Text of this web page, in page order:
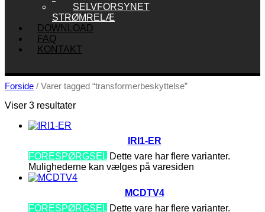
SELVFORSYNET
STRØMRELÆ
DOWNLOAD
FAQ
KONTAKT
Forside / Varer tagged “transformerbeskyttelse”
Viser 3 resultater
IRI1-ER
FORESPØRGSEL Dette vare har flere varianter.
Mulighederne kan vælges på varesiden
MCDTV4
FORESPØRGSEL Dette vare har flere varianter.